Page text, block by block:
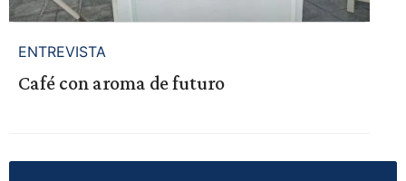
ENTREVISTA
Café con aroma de futuro